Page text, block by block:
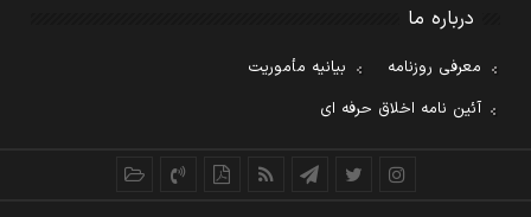
درباره ما
معرفی روزنامه
بیانیه مأموریت
آئین نامه اخلاق حرفه ای